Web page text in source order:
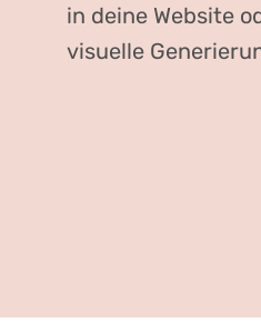
in deine Website
visuelle